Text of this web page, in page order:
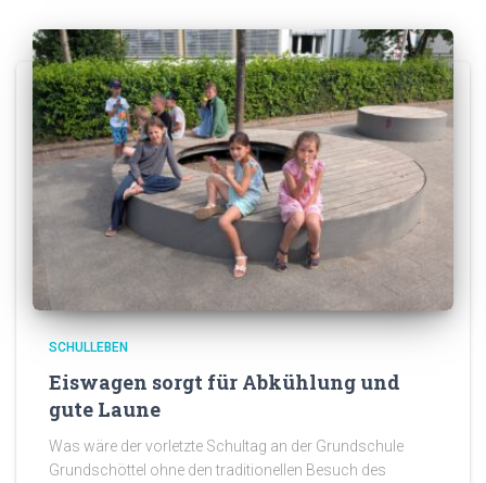
SCHULLEBEN
Eiswagen sorgt für Abkühlung und
gute Laune
Was wäre der vorletzte Schultag an der Grundschule
Grundschöttel ohne den traditionellen Besuch des